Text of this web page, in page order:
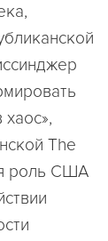
The
роль США